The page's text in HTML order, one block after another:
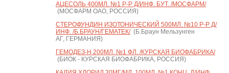
АЦЕСОЛЬ 400МЛ. №1 Р-Р Д/ИНФ. БУТ. /МОСФАРМ/
(МОСФАРМ ОАО, РОССИЯ)
СТЕРОФУНДИН ИЗОТОНИЧЕСКИЙ 500МЛ. №10 Р-Р Д/
ИНФ. /Б.БРАУН/ГЕМАТЕК/(Б.Браун Мельзунген
АГ, ГЕРМАНИЯ)
ГЕМОДЕЗ-Н 200МЛ. №1 ФЛ. /КУРСКАЯ БИОФАБРИКА/
(БИОК - КУРСКАЯ БИОФАБРИКА, РОССИЯ)